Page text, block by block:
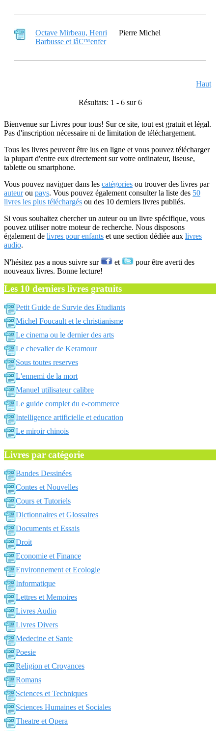
Octave Mirbeau, Henri
Barbusse et lâ€™enfer
Pierre Michel
Haut
Résultats: 1 - 6 sur 6
Bienvenue sur Livres pour tous! Sur ce site, tout est gratuit et légal.
Pas d'inscription nécessaire ni de limitation de téléchargement.
Tous les livres peuvent être lus en ligne et vous pouvez télécharger
la plupart d'entre eux directement sur votre ordinateur, liseuse,
tablette ou smartphone.
Vous pouvez naviguer dans les catégories ou trouver des livres par
auteurou pays. Vous pouvez également consulter la liste des 50
livres les plus téléchargés ou des 10 derniers livres publiés.
Si vous souhaitez chercher un auteur ou un livre spécifique, vous
pouvez utiliser notre moteur de recherche. Nous disposons
également de livres pour enfants et une section dédiée aux livres
audio.
N'hésitez pas a nous suivre sur et
pour être averti des
nouveaux livres. Bonne lecture!
Les 10 derniers livres gratuits
Petit Guide de Survie des Etudiants
Michel Foucault et le christianisme
Le cinema ou le dernier des arts
Le chevalier de Keramour
Sous toutes reserves
L'ennemi de la mort
Manuel utilisateur calibre
Le guide complet du e-commerce
Intelligence artificielle et education
Le miroir chinois
Livres par catégorie
Bandes Dessinées
Contes et Nouvelles
Cours et Tutoriels
Dictionnaires et Glossaires
Documents et Essais
Droit
Economie et Finance
Environnement et Ecologie
Informatique
Lettres et Memoires
Livres Audio
Livres Divers
Medecine et Sante
Poesie
Religion et Croyances
Romans
Sciences et Techniques
Sciences Humaines et Sociales
Theatre et Opera